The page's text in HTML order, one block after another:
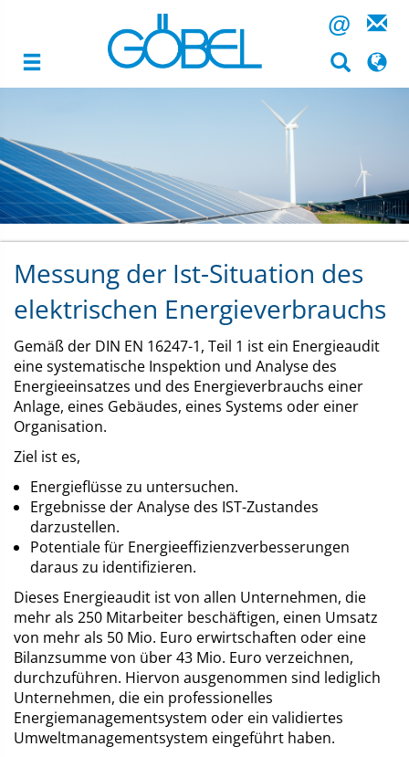
Hubert
Göbel
GmbH
@
Inhalt
Highlight
Messung der Ist-Situation des
elektrischen Energieverbrauchs
Gemäß der DIN EN 16247-1, Teil 1 ist ein Energieaudit
eine systematische Inspektion und Analyse des
Energieeinsatzes und des Energieverbrauchs einer
Anlage, eines Gebäudes, eines Systems oder einer
Organisation.
Ziel ist es,
Energieflüsse zu untersuchen.
Ergebnisse der Analyse des IST-Zustandes
darzustellen.
Potentiale für Energieeffizienzverbesserungen
daraus zu identifizieren.
Dieses Energieaudit ist von allen Unternehmen, die
mehr als 250 Mitarbeiter beschäftigen, einen Umsatz
von mehr als 50 Mio. Euro erwirtschaften oder eine
Bilanzsumme von über 43 Mio. Euro verzeichnen,
durchzuführen. Hiervon ausgenommen sind lediglich
Unternehmen, die ein professionelles
Energiemanagementsystem oder ein validiertes
Umweltmanagementsystem eingeführt haben.